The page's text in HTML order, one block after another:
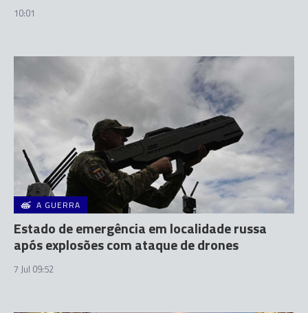
10:01
A GUERRA
Estado de emergência em localidade russa
após explosões com ataque de drones
7 Jul 09:52